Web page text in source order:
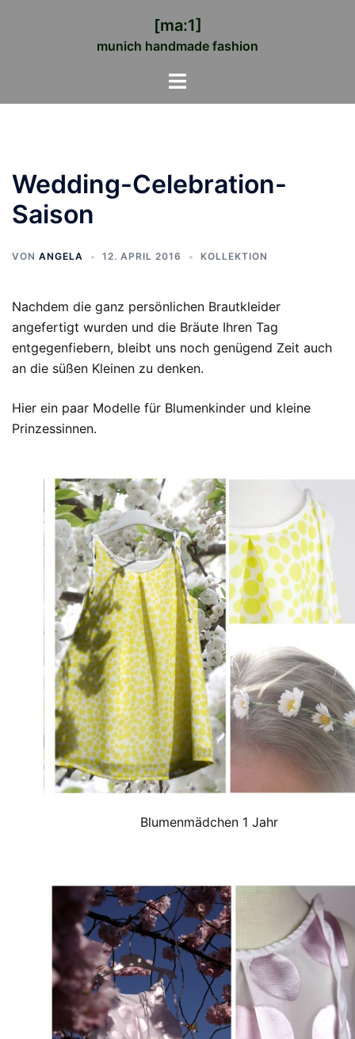
[ma:1]
munich handmade fashion
Menü
Wedding-Celebration-
Saison
VON ANGELA 12. APRIL 2016 KOLLEKTION
Nachdem die ganz persönlichen Brautkleider
angefertigt wurden und die Bräute Ihren Tag
entgegenfiebern, bleibt uns noch genügend Zeit auch
an die süßen Kleinen zu denken.
Hier ein paar Modelle für Blumenkinder und kleine
Prinzessinnen.
Blumenmädchen 1 Jahr